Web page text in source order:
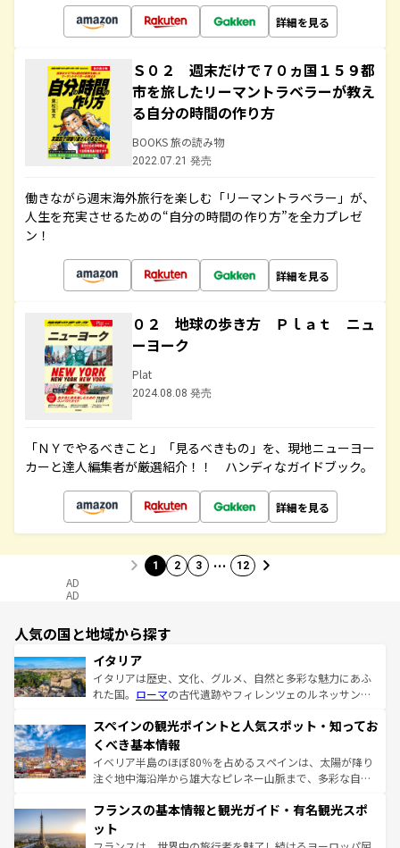
詳細を見る
Ｓ０２ 週末だけで７０ヵ国１５９都
市を旅したリーマントラベラーが教え
る自分の時間の作り方
BOOKS 旅の読み物
2022.07.21 発売
働きながら週末海外旅行を楽しむ「リーマントラベラー」が、
人生を充実させるための“自分の時間の作り方”を全力プレゼ
ン！
詳細を見る
０２ 地球の歩き方 Ｐｌａｔ ニュ
ーヨーク
Plat
2024.08.08 発売
「ＮＹでやるべきこと」「見るべきもの」を、現地ニューヨー
カーと達人編集者が厳選紹介！！ ハンディなガイドブック。
詳細を見る
1 2 3 … 12
AD
AD
人気の国と地域から探す
イタリア
イタリアは歴史、文化、グルメ、自然と多彩な魅力にあふ
れた国。 ローマの古代遺跡やフィレンツェのルネッサンス
ろん、トスカーナの美しい田園風景やアマルフィ海岸の絶
景など、自然景観も見逃せない。観光の合間には、本場の
ピザやパスタなど、絶品のイタリア料理を堪能することも
できる。朝目覚めてから夜眠るまで、すべての瞬間を楽し
なお、新着のイタリア情報はコンテンツ一覧を参照してほ
しい。
スペインの観光ポイントと人気スポット・知ってお
くべき基本情報
イベリア半島のほぼ80％を占めるスペインは、太陽が降り
注ぐ地中海沿岸から雄大なピレネー山脈まで、多彩な自然
文化が根付くこの国では、情熱的なフラメンコ、熱気あふ
れる闘牛、そして美味しいタパスが生活の一部となってい
る。首都マドリードの洗練された雰囲気や、バルセロナの
フランスの基本情報と観光ガイド・有名観光スポ
ット